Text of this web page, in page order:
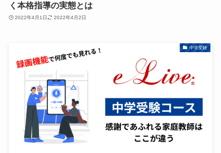
く本格指導の実態とは
2022年4月1日 2022年4月2日
中学受験